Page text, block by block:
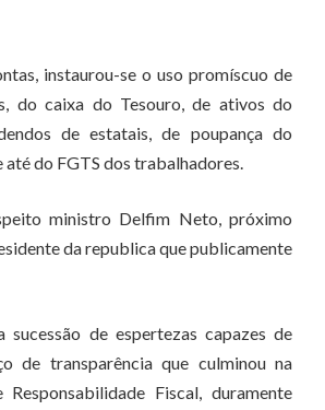
instaurou-se o uso promíscuo de
do caixa do Tesouro, de ativos do
de estatais, de poupança do
até do FGTS dos trabalhadores.
ministro Delfim Neto, próximo
da republica que publicamente
sucessão de espertezas capazes de
de transparência que culminou na
Fiscal, duramente